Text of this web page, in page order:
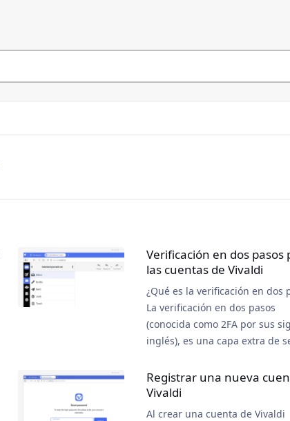
Verificación en dos pasos
las cuentas de Vivaldi
¿Qué es la verificación en dos
La verificación en dos pasos
(conocida como 2FA por sus
inglés), es una capa extra de
Registrar una nueva
Vivaldi
Al crear una cuenta de Vivaldi